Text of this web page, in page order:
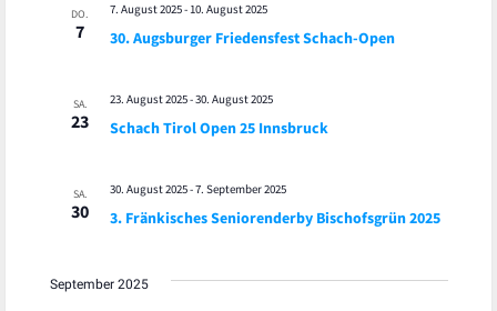
DO.
7 30. Augsburger Friedensfest Schach-Open
7. August 2025- 10. August 2025
SA.
23 Schach Tirol Open 25 Innsbruck
23. August 2025-30. August 2025
SA.
30 3. Fränkisches Seniorenderby Bischofsgrün 2025
30. August 2025-7. September 2025
September 2025